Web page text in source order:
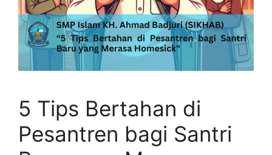
5 Tips Bertahan di
Pesantren bagi Santri